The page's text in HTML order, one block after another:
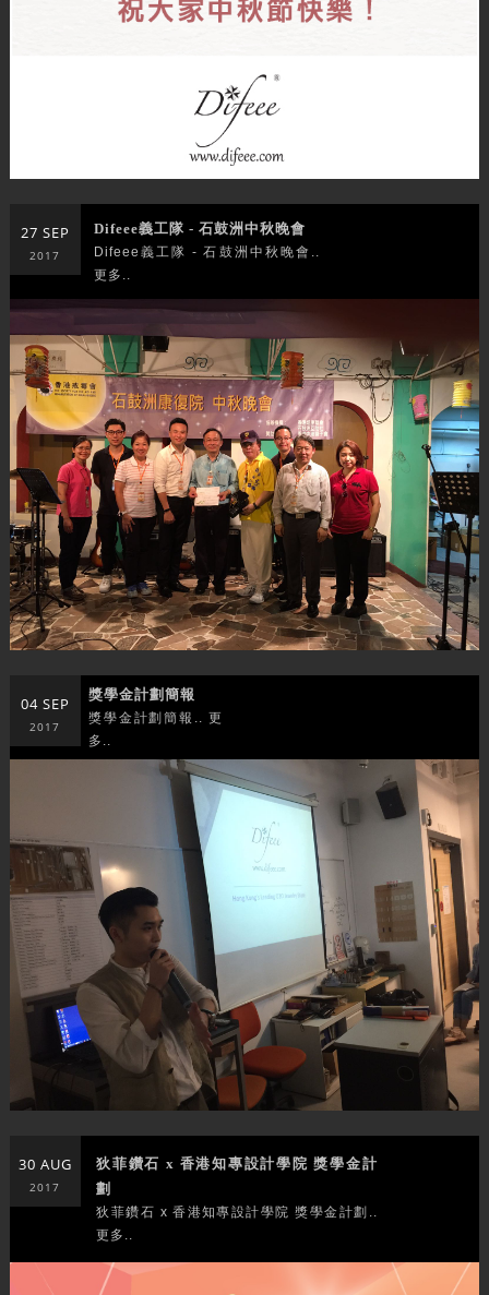
27 SEP
2017
Difeee義工隊 - 石鼓洲中秋晚會
Difeee義工隊 - 石鼓洲中秋晚會..
更多..
04 SEP
2017
獎學金計劃簡報
獎學金計劃簡報.. 更
多..
30 AUG
2017
狄菲鑽石 x 香港知專設計學院 獎學金計
劃
狄菲鑽石 x 香港知專設計學院 獎學金計劃..
更多..